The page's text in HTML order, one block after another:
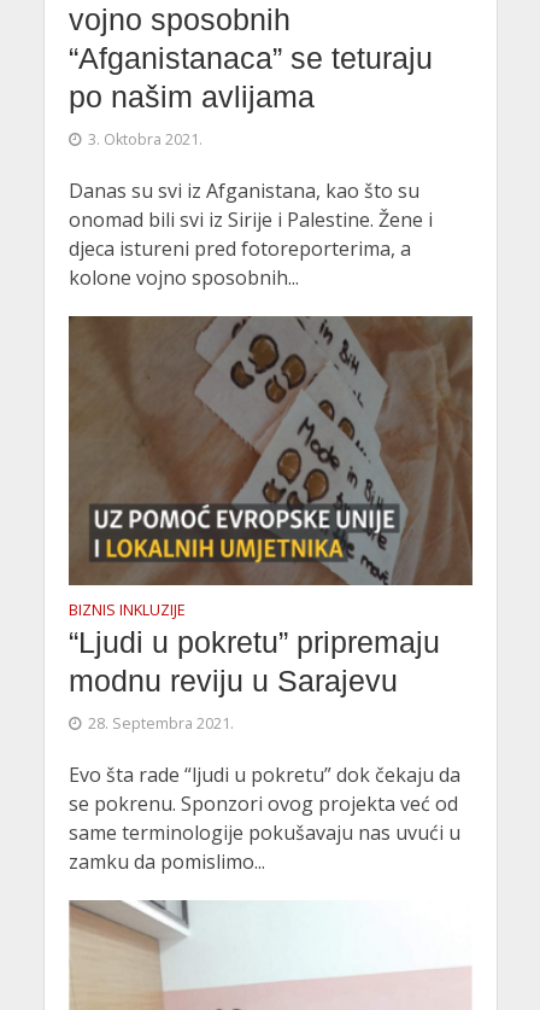
vojno sposobnih
“Afganistanaca” se teturaju
po našim avlijama
3. Oktobra 2021.
Danas su svi iz Afganistana, kao što su
onomad bili svi iz Sirije i Palestine. Žene i
djeca istureni pred fotoreporterima, a
kolone vojno sposobnih...
BIZNIS INKLUZIJE
“Ljudi u pokretu” pripremaju
modnu reviju u Sarajevu
28. Septembra 2021.
Evo šta rade “ljudi u pokretu” dok čekaju da
se pokrenu. Sponzori ovog projekta već od
same terminologije pokušavaju nas uvući u
zamku da pomislimo...